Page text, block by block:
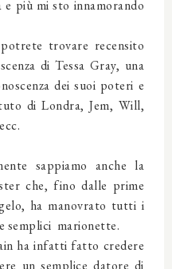
più mi sto innamorando
trovare recensito
di Tessa Gray, una
dei suoi poteri e
di Londra, Jem, Will,
sappiamo anche la
che, fino dalle prime
ha manovrato tutti i
semplici marionette.
ha infatti fatto credere
un semplice datore di